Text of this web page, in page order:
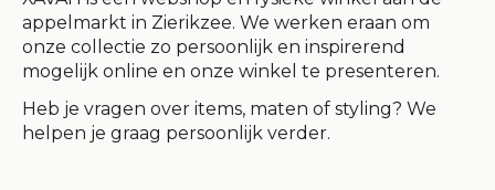
appelmarkt in Zierikzee. We werken eraan om
onze collectie zo persoonlijk en inspirerend
mogelijk online en onze winkel te presenteren.
Heb je vragen over items, maten of styling? We
helpen je graag persoonlijk verder.